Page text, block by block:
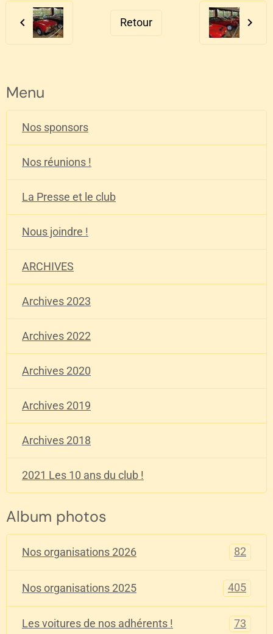
Retour
Menu
Nos sponsors
Nos réunions !
La Presse et le club
Nous joindre !
ARCHIVES
Archives 2023
Archives 2022
Archives 2020
Archives 2019
Archives 2018
2021 Les 10 ans du club !
Album photos
Nos organisations 2026 82
Nos organisations 2025 405
Les voitures de nos adhérents ! 73